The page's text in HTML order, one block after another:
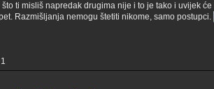
ti misliš napredak drugima nije i to je tako i uvijek će
Razmišljanja nemogu štetiti nikome, samo postupci.